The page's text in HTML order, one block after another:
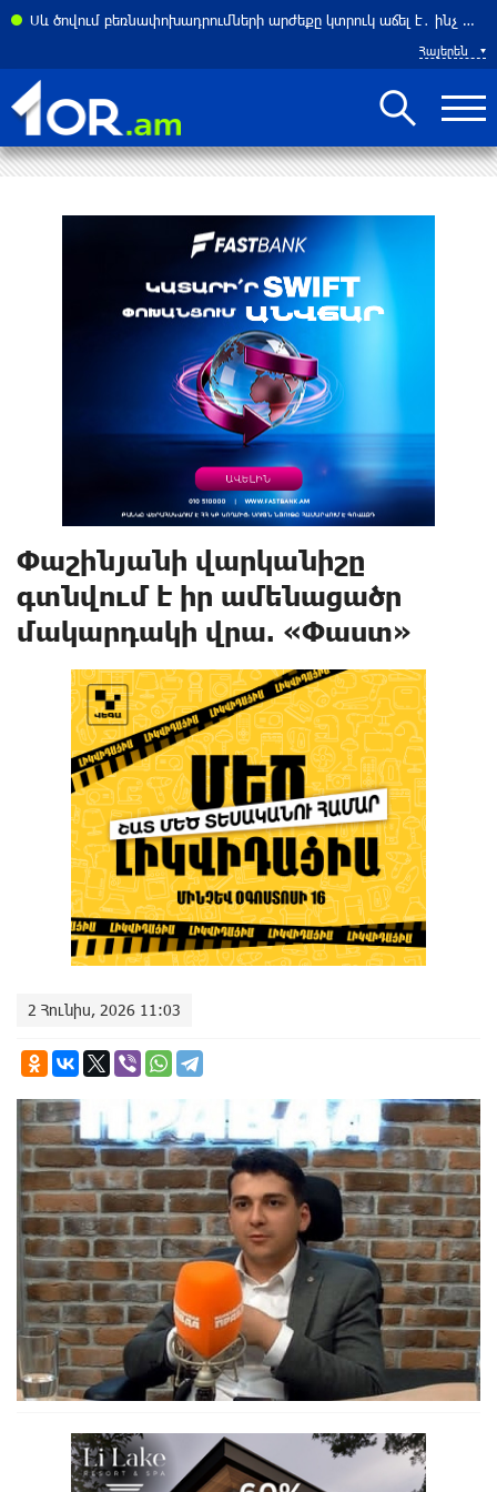
Սև ծովում բեռնափոխադրումների արժեքը կտրուկ աճել է․ ինչ ազդեցություն կունենա այն Հայաստանի վրա
Հայերեն
Փաշինյանի վարկանիշը
գտնվում է իր ամենացածր
մակարդակի վրա. «Փաստ»
2 Հունիս, 2026 11:03